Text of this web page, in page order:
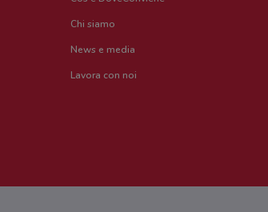
Chi siamo
News e media
Lavora con noi